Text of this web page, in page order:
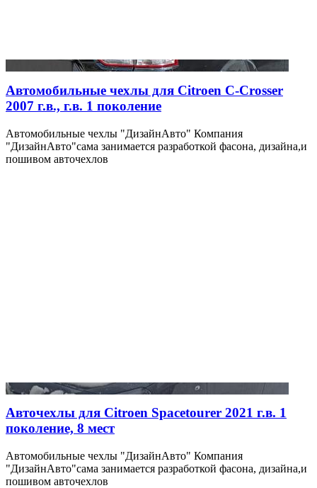
Автомобильные чехлы для Citroen C-Crosser
2007 г.в., г.в. 1 поколение
Автомобильные чехлы "ДизайнАвто" Компания
"ДизайнАвто"сама занимается разработкой фасона, дизайна,и
пошивом авточехлов
Авточехлы для Citroen Spacetourer 2021 г.в. 1
поколение, 8 мест
Автомобильные чехлы "ДизайнАвто" Компания
"ДизайнАвто"сама занимается разработкой фасона, дизайна,и
пошивом авточехлов